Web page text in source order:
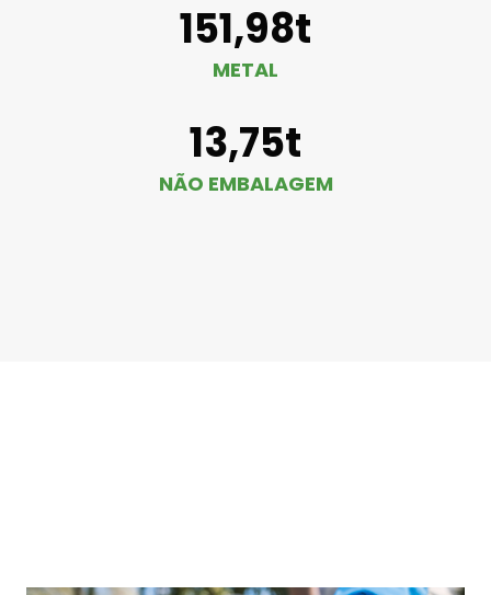
151,98t
METAL
13,75t
NÃO EMBALAGEM